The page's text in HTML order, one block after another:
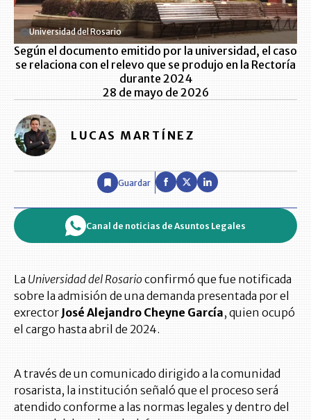
Universidad del Rosario
Según el documento emitido por la universidad, el caso
se relaciona con el relevo que se produjo en la Rectoría
durante 2024
28 de mayo de 2026
LUCAS MARTÍNEZ
Guardar
Canal de noticias de Asuntos Legales
La Universidad del Rosario confirmó que fue notificada
sobre la admisión de una demanda presentada por el
exrector José Alejandro Cheyne García, quien ocupó
el cargo hasta abril de 2024.
A través de un comunicado dirigido a la comunidad
rosarista, la institución señaló que el proceso será
atendido conforme a las normas legales y dentro del